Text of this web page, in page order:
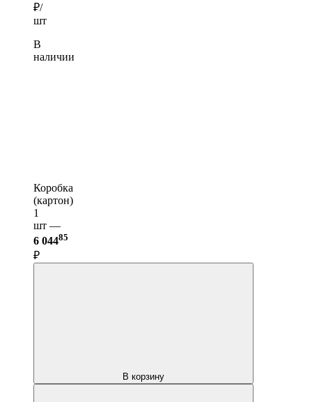
₽/
шт
В
наличии
Коробка
(картон)
1
шт —
6 04485
₽
В корзину